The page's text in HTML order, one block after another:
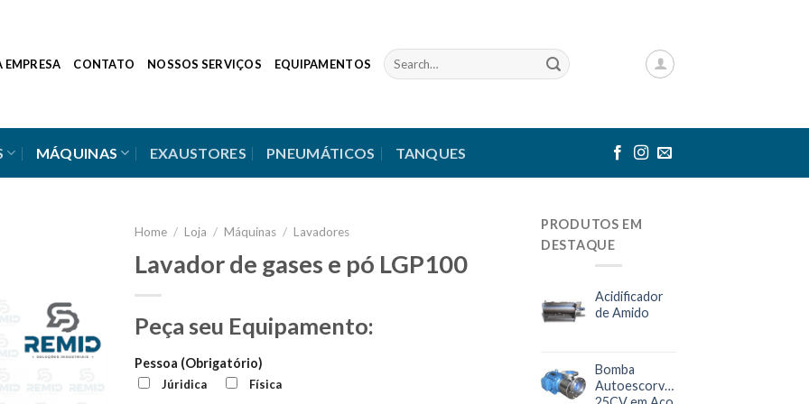
EMPRESA CONTATO NOSSOS SERVIÇOS EQUIPAMENTOS
Search
for:
MÁQUINAS EXAUSTORES PNEUMÁTICOS TANQUES
Home / Loja / Máquinas / Lavadores
Lavador de gases e pó LGP100
Peça seu Equipamento:
Pessoa (Obrigatório)
Júridica Física
PRODUTOS EM
DESTAQUE
Acidificador
de Amido
Bomba
Autoescorvante